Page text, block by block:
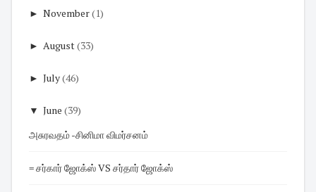
► November(1)
► August(33)
► July(46)
▼ June (39)
அசுரவதம் -சினிமா விமர்சனம்
= சர்கார் ஜோக்ஸ் VS சர்தார் ஜோக்ஸ்